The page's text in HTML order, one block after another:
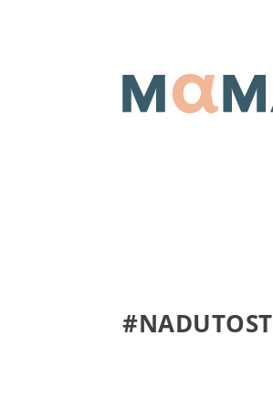
#NADUTOST